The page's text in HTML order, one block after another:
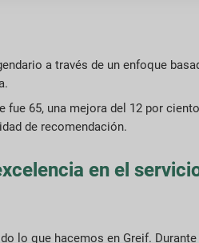
a través de un enfoque
fue 65, una mejora del 12 por
de recomendación.
en el
lo que hacemos en Greif.